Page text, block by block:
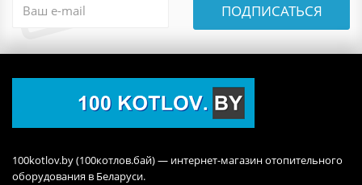
ПОДПИСАТЬСЯ
100kotlov.by (100котлов.бай) — интернет-магазин отопительного
оборудования в Беларуси.